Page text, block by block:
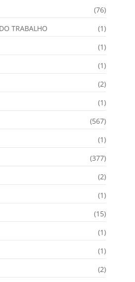
(76)
TRABALHO
(1)
(1)
(1)
(2)
(1)
(567)
(1)
(377)
(2)
(1)
(15)
(1)
(1)
(2)